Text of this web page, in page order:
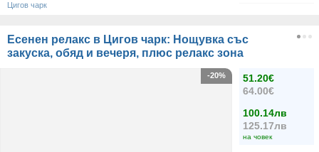
Цигов чарк
Есенен релакс в Цигов чарк: Нощувка със
закуска, обяд и вечеря, плюс релакс зона
51.20€
64.00€
100.14лв
125.17лв
на човек
-20%